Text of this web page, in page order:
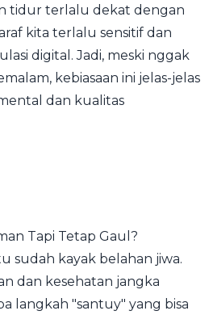
tidur terlalu dekat dengan
kita terlalu sensitif dan
digital. Jadi, meski nggak
kebiasaan ini jelas-jelas
dan kualitas
Tapi Tetap Gaul?
sudah kayak belahan jiwa.
dan kesehatan jangka
langkah "santuy" yang bisa